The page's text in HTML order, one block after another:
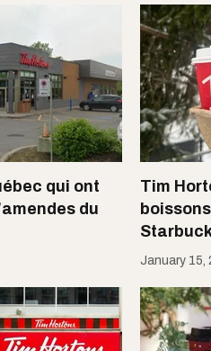
qui ont
du
Tim
January 15,